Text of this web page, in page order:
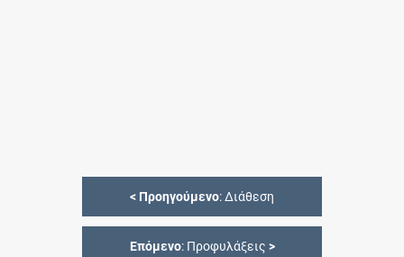
< Προηγούμενο: Διάθεση
Επόμενο: Προφυλάξεις >